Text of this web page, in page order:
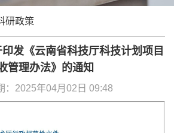
研政策
发《云南省科技厅科技计划项目
管理办法》的通知
：2025年04月02日 09:48